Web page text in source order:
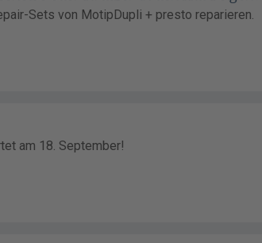
Sets von MotipDupli + presto reparieren.
am 18. September!